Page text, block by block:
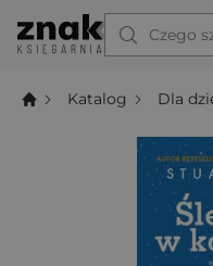
Czego
Katalog Dla